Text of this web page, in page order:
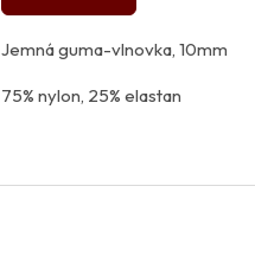
Jemná guma-vlnovka, 10mm
75% nylon, 25% elastan